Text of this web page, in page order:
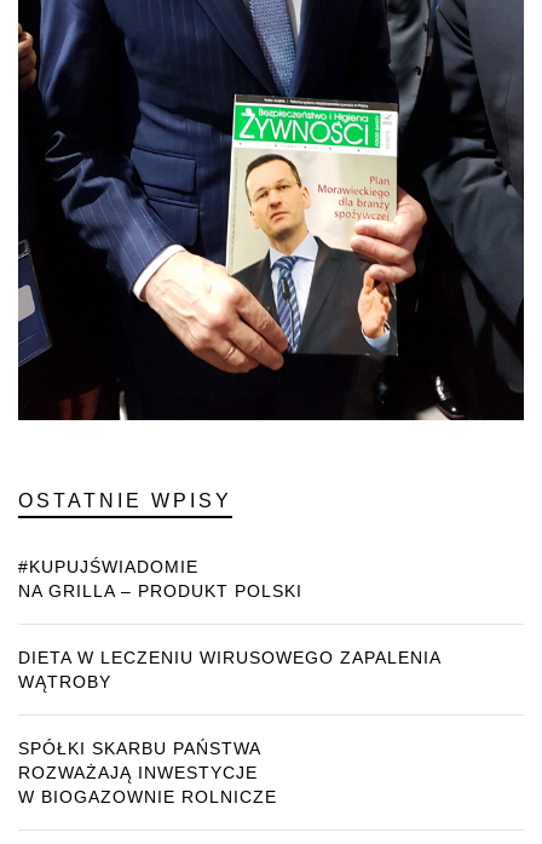
OSTATNIE WPISY
#KUPUJŚWIADOMIE
NA GRILLA – PRODUKT POLSKI
DIETA W LECZENIU WIRUSOWEGO ZAPALENIA
WĄTROBY
SPÓŁKI SKARBU PAŃSTWA
ROZWAŻAJĄ INWESTYCJE
W BIOGAZOWNIE ROLNICZE